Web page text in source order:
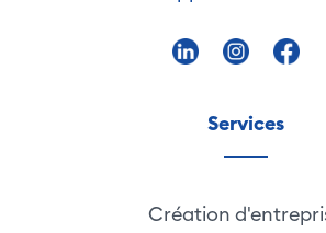
Services
Création